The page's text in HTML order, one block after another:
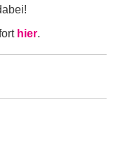
hier.